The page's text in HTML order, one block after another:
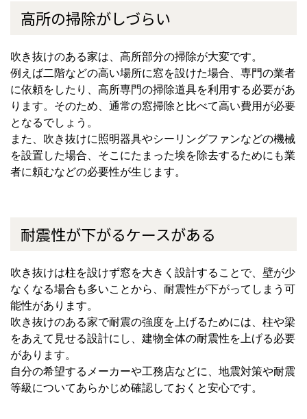
高所の掃除がしづらい
吹き抜けのある家は、高所部分の掃除が大変です。
例えば二階などの高い場所に窓を設けた場合、専門の業者
に依頼をしたり、高所専門の掃除道具を利用する必要があ
ります。そのため、通常の窓掃除と比べて高い費用が必要
となるでしょう。
また、吹き抜けに照明器具やシーリングファンなどの機械
を設置した場合、そこにたまった埃を除去するためにも業
者に頼むなどの必要性が生じます。
耐震性が下がるケースがある
吹き抜けは柱を設けず窓を大きく設計することで、壁が少
なくなる場合も多いことから、耐震性が下がってしまう可
能性があります。
吹き抜けのある家で耐震の強度を上げるためには、柱や梁
をあえて見せる設計にし、建物全体の耐震性を上げる必要
があります。
自分の希望するメーカーや工務店などに、地震対策や耐震
等級についてあらかじめ確認しておくと安心です。